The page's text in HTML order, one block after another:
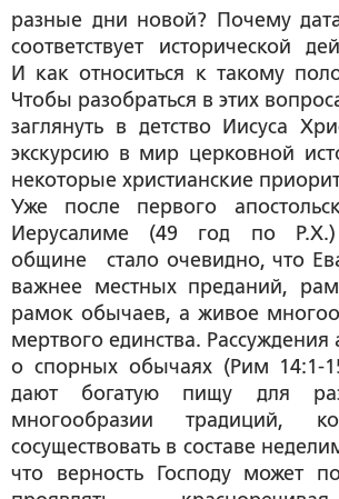
разные дни новой? Почему
соответствует исторической
И как относиться к такому
Чтобы разобраться в этих
заглянуть в детство Иисуса
экскурсию в мир церковной
некоторые христианские
Уже после первого
Иерусалиме (49 год по Р.Х.)
общине стало очевидно, что
важнее местных преданий,
рамок обычаев, а живое
мертвого единства. Рассуждения
о спорных обычаях (Рим 14:1-
дают богатую пищу для
многообразии традиций,
сосуществовать в составе
что верность Господу может